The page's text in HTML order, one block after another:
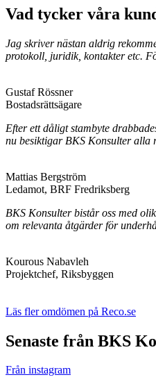
Vad tycker våra
Jag skriver nästan aldrig
protokoll, juridik, kontakter etc.
Gustaf Rössner
Bostadsrättsägare
Efter ett dåligt stambyte
nu besiktigar BKS Konsulter alla
Mattias Bergström
Ledamot, BRF Fredriksberg
BKS Konsulter bistår oss med
om relevanta åtgärder för
Kourous Nabavleh
Projektchef, Riksbyggen
Läs fler omdömen på Reco.se
Senaste från BKS
Från instagram